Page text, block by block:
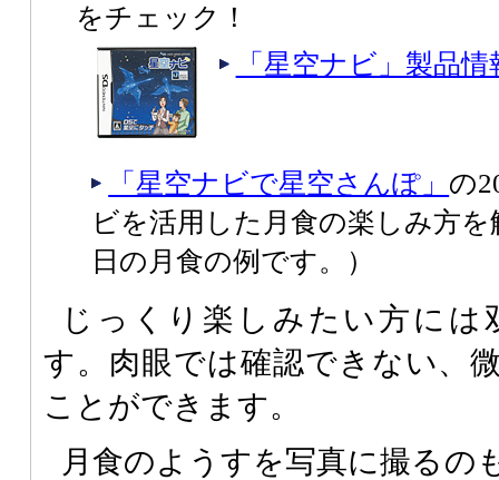
をチェック！
「星空ナビ」製品
「星空ナビで星空さんぽ」 の
ビを活用した月食の楽しみ方
日の月食の例です。）
じっくり楽しみたい方には
す。肉眼では確認できない、
ことができます。
月食のようすを写真に撮るの